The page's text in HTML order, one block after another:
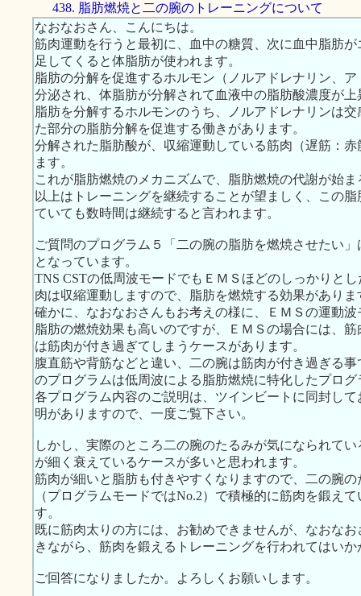
438. 脂肪燃焼と二の腕のトレーニングについて
なおなおさん、こんにちは。
筋肉運動を行うと最初に、血中の糖質、次に血中脂肪
足してくると体脂肪が使われます。
脂肪の分解を促進するホルモン（ノルアドレナリン、
分泌され、体脂肪が分解されて血液中の脂肪酸濃度が上
脂肪を分解するホルモンのうち、ノルアドレナリンは
た部分の脂肪分解を促進する働きがあります。
分解された脂肪酸が、収縮運動している筋肉（遅筋：
ます。
これが脂肪燃焼のメカニズムで、脂肪燃焼の代謝が始
以上はトレーニングを継続することが望ましく、この
ていても数時間は継続すると言われます。
ご質問のプログラム５「二の腕の脂肪を燃焼させたい
となっています。
TNS CSTの低周波モードでもＥＭＳほどのしっかりと
肉は収縮運動しますので、脂肪を燃焼する効果がありま
確かに、なおなおさんもお考えの様に、ＥＭＳの運動
脂肪の燃焼効果も高いのですが、ＥＭＳの場合には、
は筋肉が付き過ぎてしまうケースがあります。
腹直筋や背筋などと違い、二の腕は筋肉が付き過ぎる
のプログラムは低周波による脂肪燃焼に特化したプロ
各プログラム内容のご説明は、ツインビートに同封し
明がありますので、一度ご覧下さい。
しかし、実際のところ二の腕のたるみが気になられて
が細く衰えているケースが多いと思われます。
筋肉が細いと脂肪も付きやすくなりますので、二の腕
（プログラムモードではNo.2）で積極的に筋肉を鍛え
す。
既に筋肉太りの方には、お勧めできませんが、なおな
きながら、筋肉を鍛えるトレーニングを行われてはい
ご回答になりましたか。よろしくお願いします。